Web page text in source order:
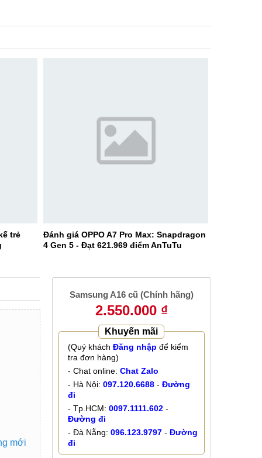
trẻ
Đánh giá OPPO A7 Pro Max: Snapdragon
4 Gen 5 - Đạt 621.969 điểm AnTuTu
mới
Samsung A16 cũ (Chính hãng)
2.550.000 ₫
Khuyến mãi
(Quý khách Đăng nhập để kiểm
tra đơn hàng)
- Chat online: Chat Zalo
- Hà Nội: 097.120.6688- Đường
đi
- Tp.HCM: 0097.1111.602-
Đường đi
- Đà Nẵng: 096.123.9797- Đường
đi